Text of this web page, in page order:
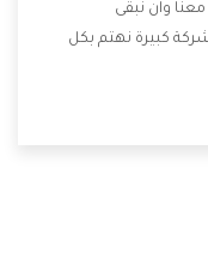
وان نبقى
كبيرة نهتم بكل
تكون من أهم